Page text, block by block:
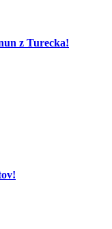
z Turecka!